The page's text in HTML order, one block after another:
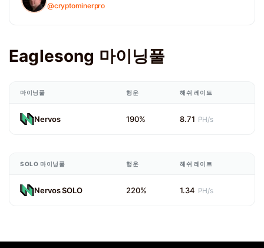
@cryptominerpro
Eaglesong 마이닝풀
마이닝풀 행운 해쉬 레이트
Nervos 190% 8.71 PH/s
SOLO 마이닝풀 행운 해쉬 레이트
Nervos SOLO 220% 1.34 PH/s